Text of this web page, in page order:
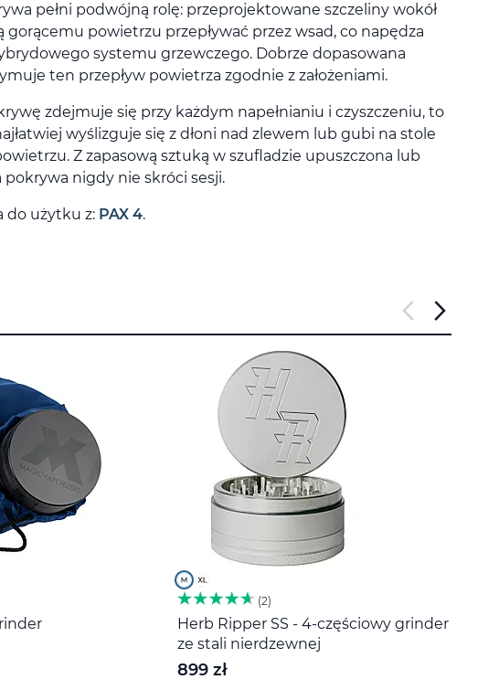
pełni podwójną rolę: przeprojektowane szczeliny wokół
gorącemu powietrzu przepływać przez wsad, co napędza
systemu grzewczego. Dobrze dopasowana
ten przepływ powietrza zgodnie z założeniami.
zdejmuje się przy każdym napełnianiu i czyszczeniu, to
wyślizguje się z dłoni nad zlewem lub gubi na stole
Z zapasową sztuką w szufladzie upuszczona lub
pokrywa nigdy nie skróci sesji.
do użytku z: PAX 4.
2
Herb Ripper SS - 4-częściowy grinder
ze stali nierdzewnej
899 zł